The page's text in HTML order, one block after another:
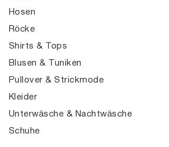
Hosen
Röcke
Shirts & Tops
Blusen & Tuniken
Pullover & Strickmode
Kleider
Unterwäsche & Nachtwäsche
Schuhe